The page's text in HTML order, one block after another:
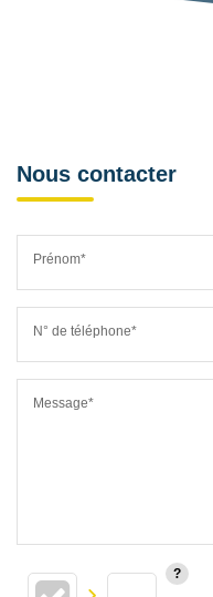
Nous contacter
Prénom*
N° de téléphone*
Message*